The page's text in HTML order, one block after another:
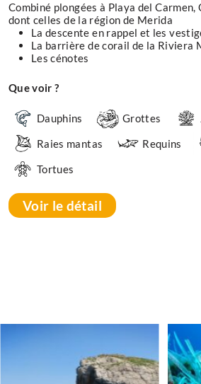
Combiné plongées à Playa del Carmen,
dont celles de la région de Merida
La descente en rappel et les
La barrière de corail de la Riviera
Les cénotes
Que voir ?
Dauphins Grottes
Raies mantas
Requins
Tortues
Voir le détail